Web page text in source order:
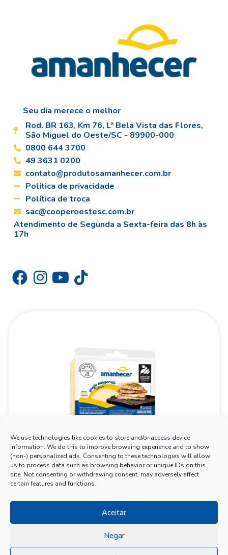
We use technologies like cookies to store and/or access device
information. We do this to improve browsing experience and to show
(non-) personalized ads. Consenting to these technologies will allow
us to process data such as browsing behavior or unique IDs on this
site. Not consenting or withdrawing consent, may adversely affect
certain features and functions.
Aceitar
Negar
Seu dia merece o melhor
Rod. BR 163, Km 76, Lª Bela Vista das Flores,
São Miguel do Oeste/SC - 89900-000
0800 644 3700
49 3631 0200
contato@produtosamanhecer.com.br
Política de privacidade
Política de troca
sac@cooperoestesc.com.br
Atendimento de Segunda a Sexta-feira das 8h às
17h
Copyright © 2026 Produtos Amanhecer | Feito